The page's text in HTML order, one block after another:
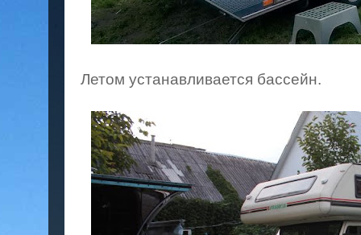
Летом устанавливается бассейн.